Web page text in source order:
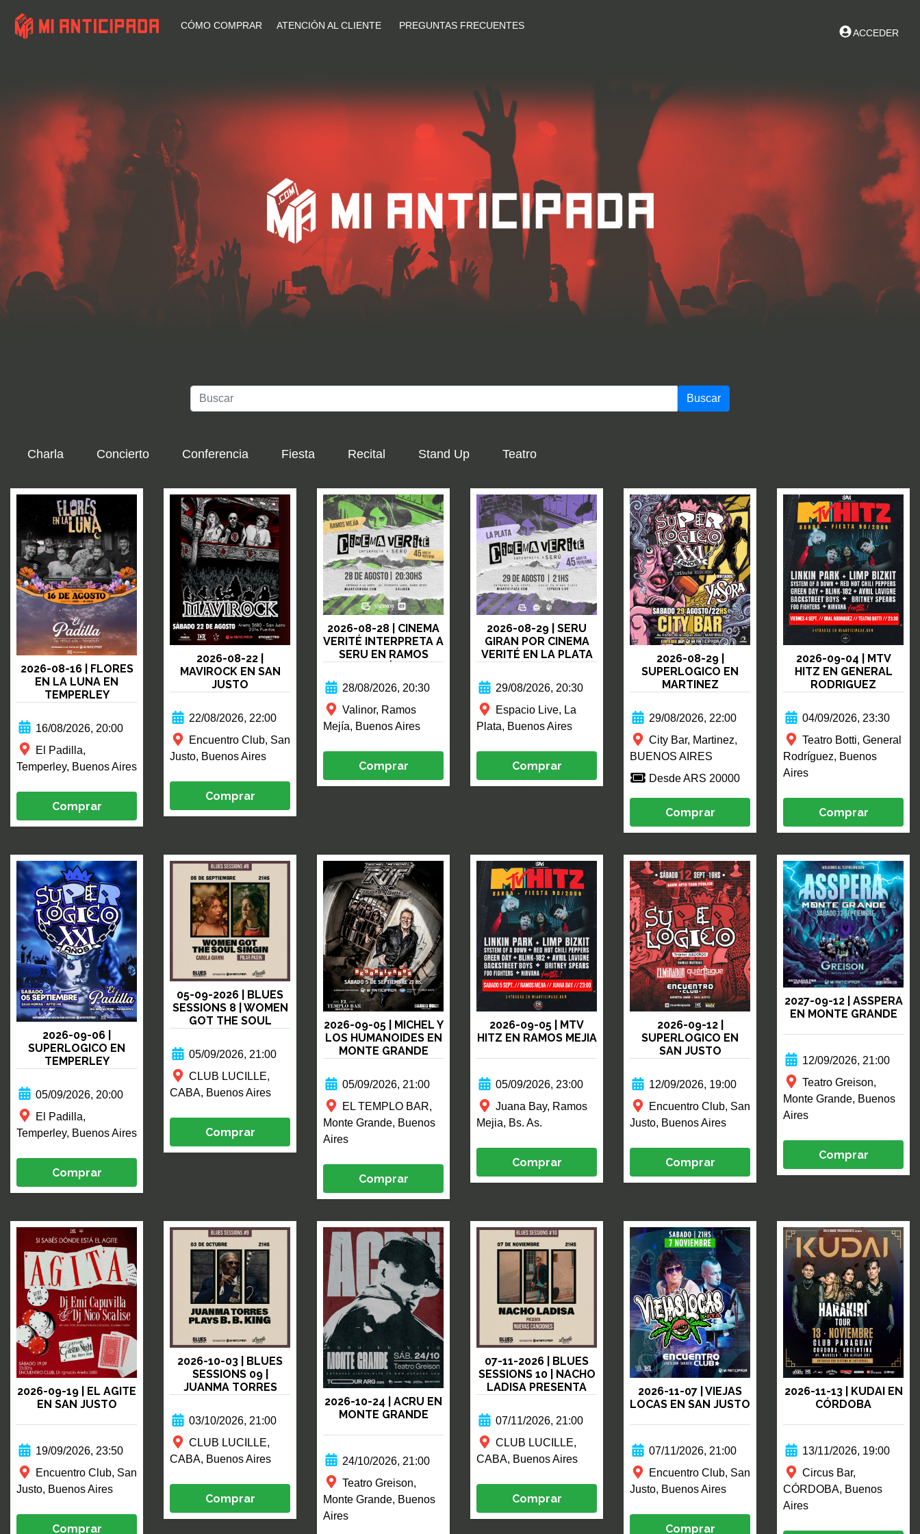
CÓMO COMPRAR ATENCIÓN AL CLIENTE PREGUNTAS FRECUENTES
ACCEDER
Buscar
Charla Concierto Conferencia Fiesta Recital Stand Up Teatro
2026-08-16 | FLORES
EN LA LUNA EN
TEMPERLEY
16/08/2026, 20:00
El Padilla,
Temperley, Buenos Aires
Comprar
2026-08-22 |
MAVIROCK EN SAN
JUSTO
22/08/2026, 22:00
Encuentro Club, San
Justo, Buenos Aires
Comprar
2026-08-28 | CINEMA
VERITÉ INTERPRETA A
SERU EN RAMOS
28/08/2026, 20:30
Valinor, Ramos
Mejía, Buenos Aires
Comprar
2026-08-29 | SERU
GIRAN POR CINEMA
VERITÉ EN LA PLATA
29/08/2026, 20:30
Espacio Live, La
Plata, Buenos Aires
Comprar
2026-08-29 |
SUPERLOGICO EN
MARTINEZ
29/08/2026, 22:00
City Bar, Martinez,
BUENOS AIRES
Desde ARS 20000
Comprar
2026-09-04 | MTV
HITZ EN GENERAL
RODRIGUEZ
04/09/2026, 23:30
Teatro Botti, General
Rodríguez, Buenos
Aires
Comprar
2026-09-06 |
SUPERLOGICO EN
TEMPERLEY
05/09/2026, 20:00
El Padilla,
Temperley, Buenos Aires
Comprar
05-09-2026 | BLUES
SESSIONS 8 | WOMEN
GOT THE SOUL
&
05/09/2026, 21:00
CLUB LUCILLE,
CABA, Buenos Aires
Comprar
2026-09-05 | MICHEL Y
LOS HUMANOIDES EN
MONTE GRANDE
05/09/2026, 21:00
EL TEMPLO BAR,
Monte Grande, Buenos
Aires
Comprar
2026-09-05 | MTV
HITZ EN RAMOS MEJIA
05/09/2026, 23:00
Juana Bay, Ramos
Mejia, Bs. As.
Comprar
2026-09-12 |
SUPERLOGICO EN
SAN JUSTO
12/09/2026, 19:00
Encuentro Club, San
Justo, Buenos Aires
Comprar
2027-09-12 | ASSPERA
EN MONTE GRANDE
12/09/2026, 21:00
Teatro Greison,
Monte Grande, Buenos
Aires
Comprar
2026-09-19 | EL AGITE
EN SAN JUSTO
19/09/2026, 23:50
Encuentro Club, San
Justo, Buenos Aires
Comprar
2026-10-03 | BLUES
SESSIONS 09 |
JUANMA TORRES
03/10/2026, 21:00
CLUB LUCILLE,
CABA, Buenos Aires
Comprar
2026-10-24 | ACRU EN
MONTE GRANDE
24/10/2026, 21:00
Teatro Greison,
Monte Grande, Buenos
Aires
07-11-2026 | BLUES
SESSIONS 10 | NACHO
LADISA PRESENTA
07/11/2026, 21:00
CLUB LUCILLE,
CABA, Buenos Aires
Comprar
2026-11-07 | VIEJAS
LOCAS EN SAN JUSTO
07/11/2026, 21:00
Encuentro Club, San
Justo, Buenos Aires
Comprar
2026-11-13 | KUDAI EN
CÓRDOBA
13/11/2026, 19:00
Circus Bar,
CÓRDOBA, Buenos
Aires